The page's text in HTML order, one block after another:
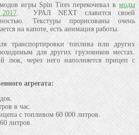
игры Spin Tires перекочевал в моды
. УРАЛ NEXT славится своей
Текстуры прорисованы очень
на капоте, есть анимация работы.
транспортировки топлива или других
для других грузовиков местах.
люк, через него наполняется прицеп с
агрегата:
в час.
с топливом 60 000 литров.
литров.